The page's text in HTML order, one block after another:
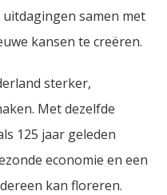
uitdagingen samen met
kansen te creëren.
sterker,
Met dezelfde
125 jaar geleden
economie en een
kan floreren.